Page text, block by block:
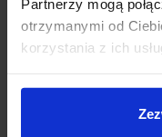
Partnerzy mogą
otrzymanymi od
korzystania z ich
czarny/
złoty/brązowy
Producent
Informacje
Źródło światła w